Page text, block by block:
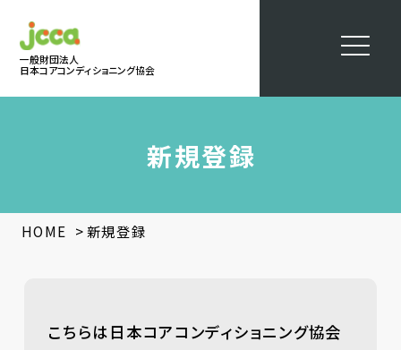
一般財団法人
日本コアコンディショニング協会
新規登録
HOME >新規登録
こちらは日本コアコンディショニング協会